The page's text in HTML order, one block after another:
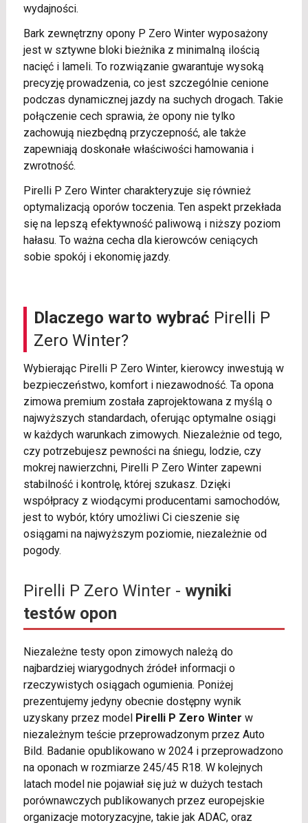
wydajności.
Bark zewnętrzny opony P Zero Winter wyposażony
jest w sztywne bloki bieżnika z minimalną ilością
nacięć i lameli. To rozwiązanie gwarantuje wysoką
precyzję prowadzenia, co jest szczególnie cenione
podczas dynamicznej jazdy na suchych drogach. Takie
połączenie cech sprawia, że opony nie tylko
zachowują niezbędną przyczepność, ale także
zapewniają doskonałe właściwości hamowania i
zwrotność.
Pirelli P Zero Winter charakteryzuje się również
optymalizacją oporów toczenia. Ten aspekt przekłada
się na lepszą efektywność paliwową i niższy poziom
hałasu. To ważna cecha dla kierowców ceniących
sobie spokój i ekonomię jazdy.
Dlaczego warto wybrać Pirelli P
Zero Winter?
Wybierając Pirelli P Zero Winter, kierowcy inwestują w
bezpieczeństwo, komfort i niezawodność. Ta opona
zimowa premium została zaprojektowana z myślą o
najwyższych standardach, oferując optymalne osiągi
w każdych warunkach zimowych. Niezależnie od tego,
czy potrzebujesz pewności na śniegu, lodzie, czy
mokrej nawierzchni, Pirelli P Zero Winter zapewni
stabilność i kontrolę, której szukasz. Dzięki
współpracy z wiodącymi producentami samochodów,
jest to wybór, który umożliwi Ci cieszenie się
osiągami na najwyższym poziomie, niezależnie od
pogody.
Pirelli P Zero Winter - wyniki
testów opon
Niezależne testy opon zimowych należą do
najbardziej wiarygodnych źródeł informacji o
rzeczywistych osiągach ogumienia. Poniżej
prezentujemy jedyny obecnie dostępny wynik
uzyskany przez model Pirelli P Zero Winter w
niezależnym teście przeprowadzonym przez Auto
Bild. Badanie opublikowano w 2024 i przeprowadzono
na oponach w rozmiarze 245/45 R18. W kolejnych
latach model nie pojawiał się już w dużych testach
porównawczych publikowanych przez europejskie
organizacje motoryzacyjne, takie jak ADAC, oraz